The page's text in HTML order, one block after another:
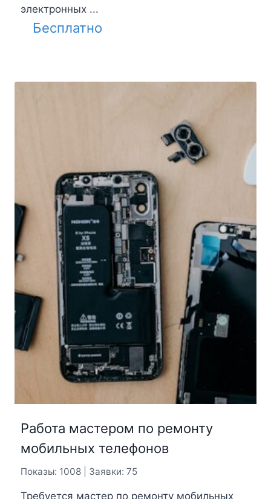
электронных ...
Бесплатно
Работа мастером по ремонту
мобильных телефонов
Показы: 1008 | Заявки: 75
Требуется мастер по ремонту мобильных